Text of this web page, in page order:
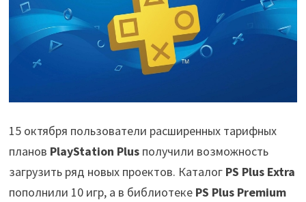
15 октября пользователи расширенных тарифных
планов PlayStation Plus получили возможность
загрузить ряд новых проектов. Каталог PS Plus Extra
пополнили 10 игр, а в библиотеке PS Plus Premium